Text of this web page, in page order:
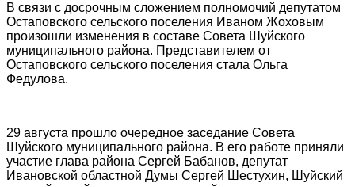
В связи с досрочным сложением полномочий депутатом
Остаповского сельского поселения Иваном Жоховым
произошли изменения в составе Совета Шуйского
муниципального района. Представителем от
Остаповского сельского поселения стала Ольга
Федулова.
29 августа прошло очередное заседание Совета
Шуйского муниципального района. В его работе приняли
участие глава района Сергей Бабанов, депутат
Ивановской областной Думы Сергей Шестухин, Шуйский